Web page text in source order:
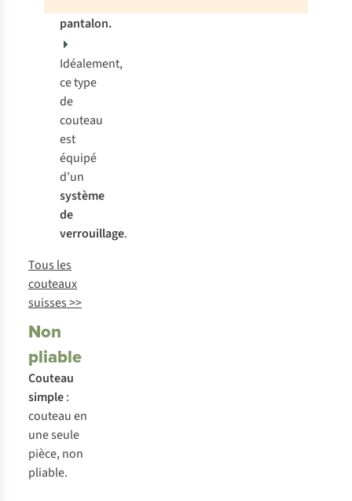
pantalon.
Idéalement,
ce type
de
couteau
est
équipé
d’un
système
de
verrouillage.
Tous les
couteaux
suisses >>
Non
pliable
Couteau
simple:
couteau en
une seule
pièce, non
pliable.